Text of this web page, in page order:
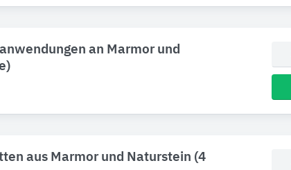
an Marmor und
aus Marmor und Naturstein (4